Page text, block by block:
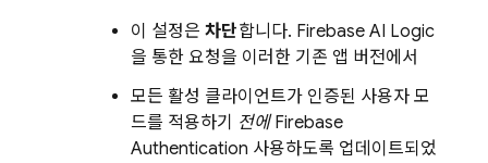
이 설정은 차단합니다. Firebase AI Logic
을 통한 요청을 이러한 기존 앱 버전에서
모든 활성 클라이언트가 인증된 사용자 모
드를 적용하기 전에 Firebase
Authentication 사용하도록 업데이트되었